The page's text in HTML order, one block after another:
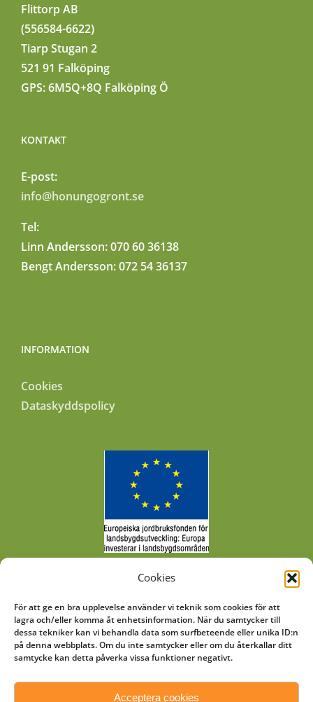
Cookies
För att ge en bra upplevelse använder vi teknik som cookies för att
lagra och/eller komma åt enhetsinformation. När du samtycker till
dessa tekniker kan vi behandla data som surfbeteende eller unika ID:n
på denna webbplats. Om du inte samtycker eller om du återkallar ditt
samtycke kan detta påverka vissa funktioner negativt.
Acceptera cookies
Flittorp AB
(556584-6622)
Tiarp Stugan 2
521 91 Falköping
GPS: 6M5Q+8Q Falköping Ö
KONTAKT
E-post:
info@honungogront.se
Tel:
Linn Andersson: 070 60 36138
Bengt Andersson: 072 54 36137
INFORMATION
Cookies
Dataskyddspolicy
slunglokaler har vi fått ekonomiskt stöd genom
Jordbruksverket.